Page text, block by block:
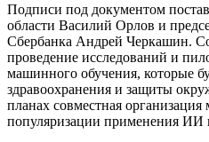
Подписи под документом
области Василий Орлов и
Сбербанка Андрей Черкашин.
проведение исследований и
машинного обучения, которые
здравоохранения и защиты
планах совместная
популяризации применения ИИ